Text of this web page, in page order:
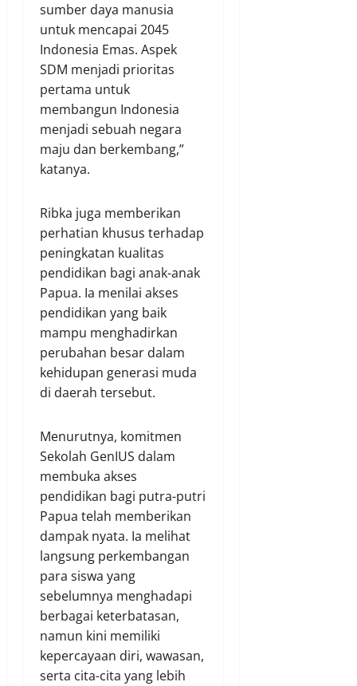
sumber daya manusia
untuk mencapai 2045
Indonesia Emas. Aspek
SDM menjadi prioritas
pertama untuk
membangun Indonesia
menjadi sebuah negara
maju dan berkembang,”
katanya.
Ribka juga memberikan
perhatian khusus terhadap
peningkatan kualitas
pendidikan bagi anak-anak
Papua. Ia menilai akses
pendidikan yang baik
mampu menghadirkan
perubahan besar dalam
kehidupan generasi muda
di daerah tersebut.
Menurutnya, komitmen
Sekolah GenIUS dalam
membuka akses
pendidikan bagi putra-putri
Papua telah memberikan
dampak nyata. Ia melihat
langsung perkembangan
para siswa yang
sebelumnya menghadapi
berbagai keterbatasan,
namun kini memiliki
kepercayaan diri, wawasan,
serta cita-cita yang lebih